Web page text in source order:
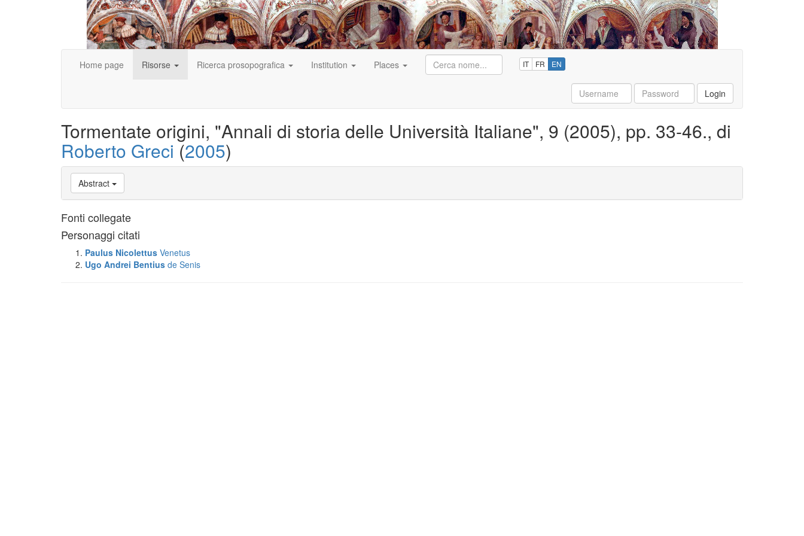
Home page Risorse Ricerca prosopografica Institution Places IT FR EN
Username Password Login
Tormentate origini, "Annali di storia delle Università Italiane", 9 (2005), pp. 33-46., di
Roberto Greci (2005)
Abstract
Fonti collegate
Personaggi citati
Paulus Nicolettus Venetus
Ugo Andrei Bentius de Senis